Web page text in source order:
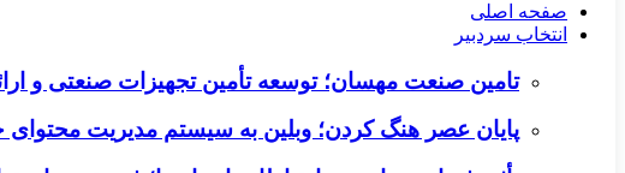
صفحه اصلی
انتخاب سردبیر
تامین صنعت مهسان؛ توسعه تأمین تجهیزات صنعتی و
پایان عصر هنگ کردن؛ وبلین به سیستم مدیریت محتوای